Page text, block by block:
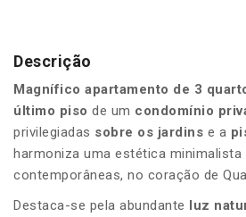
Descrição
Magnífico apartamento de 3
último piso de um condomínio
privilegiadas sobre os jardins e a
harmoniza uma estética
contemporâneas, no coração de
Destaca-se pela abundante
luz